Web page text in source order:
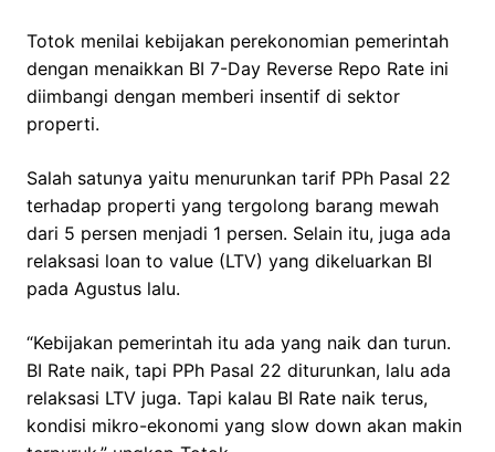
Totok menilai kebijakan perekonomian pemerintah
dengan menaikkan BI 7-Day Reverse Repo Rate ini
diimbangi dengan memberi insentif di sektor
properti.
Salah satunya yaitu menurunkan tarif PPh Pasal 22
terhadap properti yang tergolong barang mewah
dari 5 persen menjadi 1 persen. Selain itu, juga ada
relaksasi loan to value (LTV) yang dikeluarkan BI
pada Agustus lalu.
“Kebijakan pemerintah itu ada yang naik dan turun.
BI Rate naik, tapi PPh Pasal 22 diturunkan, lalu ada
relaksasi LTV juga. Tapi kalau BI Rate naik terus,
kondisi mikro-ekonomi yang slow down akan makin